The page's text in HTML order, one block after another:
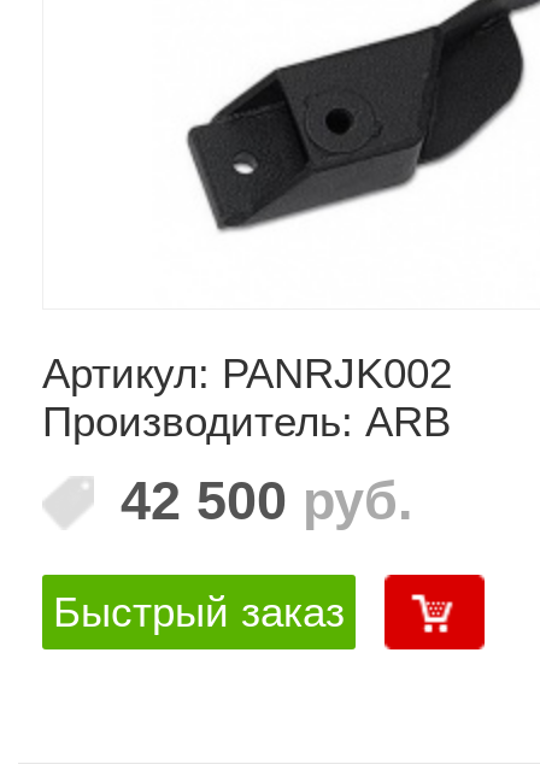
Артикул: PANRJK002
Производитель: ARB
42 500 руб.
Быстрый заказ